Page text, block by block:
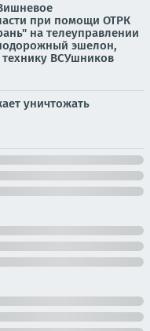
при помощи ОТРК
на телеуправлении
эшелон,
ВСУшников
уничтожать